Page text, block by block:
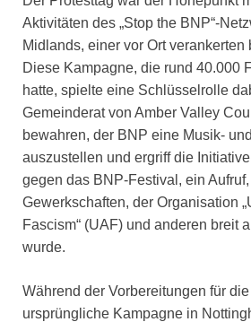
Aktivitäten des „Stop the BNP“-
Midlands, einer vor Ort verankerten
Diese Kampagne, die rund 40.000
hatte, spielte eine Schlüsselrolle
Gemeinderat von Amber Valley
bewahren, der BNP eine Musik-
auszustellen und ergriff die
gegen das BNP-Festival, ein
Gewerkschaften, der Organisation
Fascism“ (UAF) und anderen breit
wurde.
Während der Vorbereitungen für
ursprüngliche Kampagne in